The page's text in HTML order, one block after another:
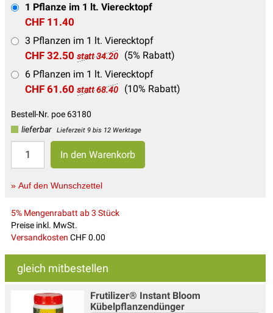
1 Pflanze im 1 lt. Vierecktopf
CHF 11.40
3 Pflanzen im 1 lt. Vierecktopf
CHF 32.50 statt 34.20
(5% Rabatt)
6 Pflanzen im 1 lt. Vierecktopf
CHF 61.60 statt 68.40 (10% Rabatt)
Bestell-Nr. poe 63180
lieferbar
Lieferzeit 9 bis 12 Werktage
» Auf den Wunschzettel
5% Mengenrabatt ab 3 Stück
Preise inkl. MwSt.
Versandkosten CHF 0.00
gleich mitbestellen
Frutilizer® Instant Bloom
Kübelpflanzendünger